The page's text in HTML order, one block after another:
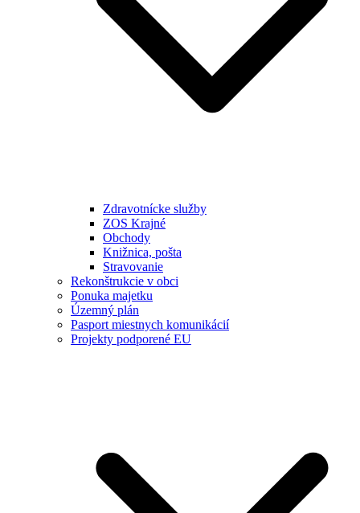
Zdravotnícke služby
ZOS Krajné
Obchody
Knižnica, pošta
Stravovanie
Rekonštrukcie v obci
Ponuka majetku
Územný plán
Pasport miestnych komunikácií
Projekty podporené EU